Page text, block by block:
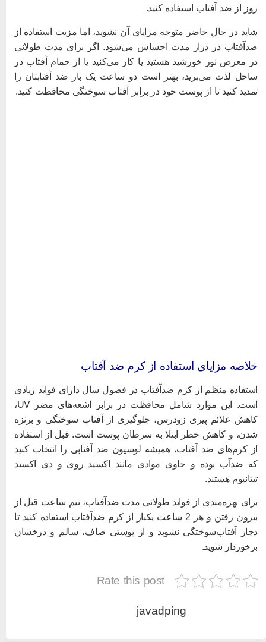
از ضد آفتاب استفاده کنید.
در حال حاضر متوجه مزایای آن نشوید، اما مزیت استفاده از
در دراز مدت احساس می‌شود. اگر برای مدت طولانی
معرض نور خورشید هستید یا کار می‌کنید یا از حمام آفتاب در
لذت می‌برید، بهتر است دو ساعت یک بار ضد آفتابتان را
کنید تا از پوست خود در برابر آفتاب سوختگی محافظت کنید.
مزایای استفاده از کرم ضد آفتاب
منظم از کرم ضدآفتاب در فصول سال دارای فواید زیادی
است. این موارد شامل محافظت در برابر اشعه‌های مضر UV،
علائم پیری زودرس، جلوگیری از آفتاب سوختگی و برنزه
و کاهش خطر ابتلا به سرطان پوست است. قبل از استفاده
کرم‌های ضد آفتاب، همیشه لوسیون ضد آفتابی را انتخاب کنید
ضدآب بوده و حاوی موادی مانند اکسید روی و دی اکسید
هستند.
بهره‌مندی از فواید طولانی مدت ضدآفتاب، نیم ساعت قبل از
بیرون رفتن و هر 2 ساعت یکبار از کرم ضدآفتاب استفاده کنید تا
آفتاب‌سوختگی نشوید و از پوستی صاف، سالم و درخشان
شوید.
Rate this post
javadping